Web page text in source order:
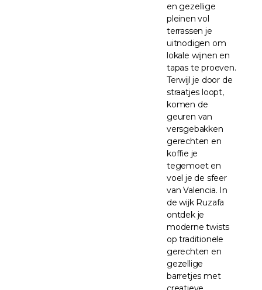
en gezellige
pleinen vol
terrassen je
uitnodigen om
lokale wijnen en
tapas te proeven.
Terwijl je door de
straatjes loopt,
komen de
geuren van
versgebakken
gerechten en
koffie je
tegemoet en
voel je de sfeer
van Valencia. In
de wijk Ruzafa
ontdek je
moderne twists
op traditionele
gerechten en
gezellige
barretjes met